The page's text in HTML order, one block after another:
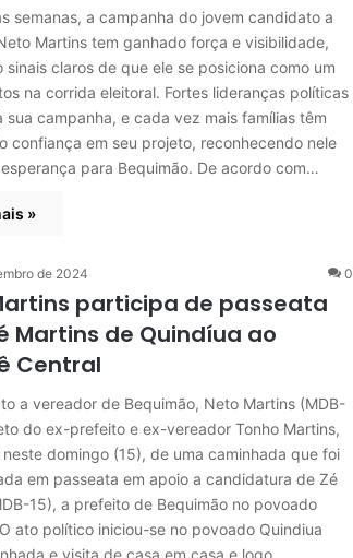
semanas, a campanha do jovem candidato a
Martins tem ganhado força e visibilidade,
sinais claros de que ele se posiciona como um
na corrida eleitoral. Fortes lideranças políticas
sua campanha, e cada vez mais famílias têm
confiança em seu projeto, reconhecendo nele
para Bequimão. De acordo com…
»
de 2024 0
participa de passeata
Martins de Quindíua ao
Central
a vereador de Bequimão, Neto Martins (MDB-
do ex-prefeito e ex-vereador Tonho Martins,
domingo (15), de uma caminhada que foi
em passeata em apoio a candidatura de Zé
15), a prefeito de Bequimão no povoado
ato político iniciou-se no povoado Quindiua
e visita de casa em casa e logo…